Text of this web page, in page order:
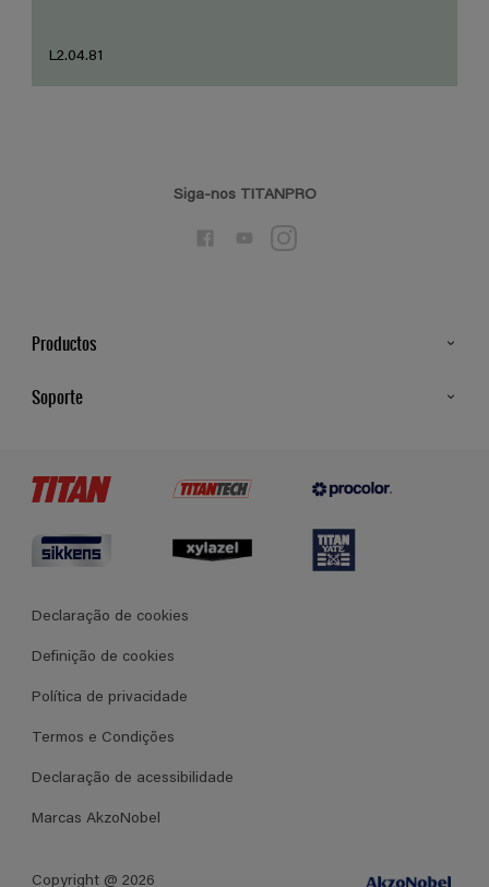
L2.04.81
Siga-nos TITANPRO
Productos
Soporte
Termos e Condições Gerais de Venda
Declaração de cookies
Definição de cookies
Política de privacidade
Termos e Condições
Declaração de acessibilidade
Marcas AkzoNobel
Copyright @ 2026